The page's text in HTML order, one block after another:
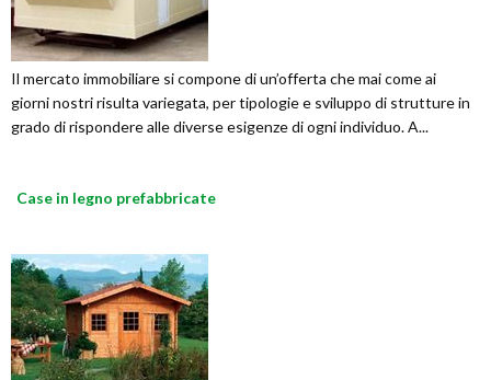
Il mercato immobiliare si compone di un’offerta che mai come ai
giorni nostri risulta variegata, per tipologie e sviluppo di strutture in
grado di rispondere alle diverse esigenze di ogni individuo. A...
Case in legno prefabbricate